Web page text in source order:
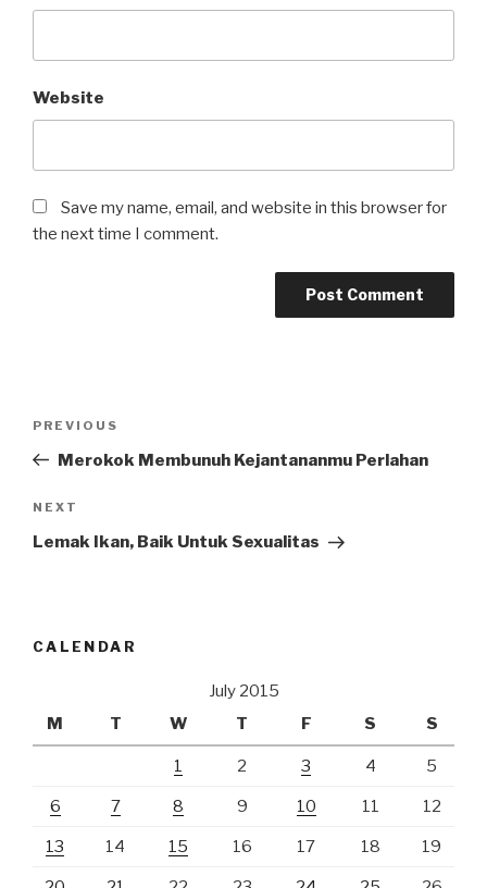
Website
Save my name, email, and website in this browser for
the next time I comment.
Previous
Post
PREVIOUS
Merokok Membunuh Kejantananmu Perlahan
Next
Post
NEXT
Lemak Ikan, Baik Untuk Sexualitas
CALENDAR
July 2015
M
T W T F S S
1 2 3 4 5
6 7 8 9 10 11 12
13 14 15 16 17 18 19